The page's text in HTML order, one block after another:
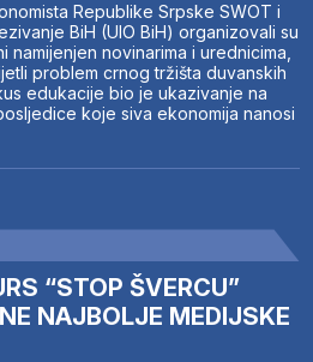
Republike Srpske SWOT i
BiH (UIO BiH) organizovali su
novinarima i urednicima,
problem crnog tržišta duvanskih
edukacije bio je ukazivanje na
koje siva ekonomija nanosi
“STOP ŠVERCU”
NAJBOLJE MEDIJSKE